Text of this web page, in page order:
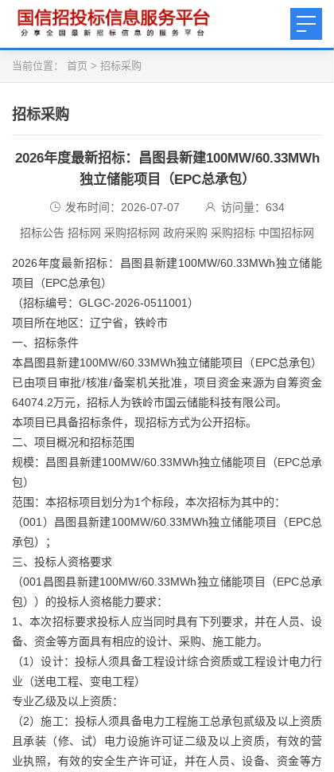
当前位置： 首页 > 招标采购
招标采购
2026年度最新招标：昌图县新建100MW/60.33MWh
独立储能项目（EPC总承包）
发布时间：2026-07-07 访问量： 634
招标公告 招标网 采购招标网 政府采购 采购招标 中国招标网
2026年度最新招标：昌图县新建100MW/60.33MWh独立储能
项目（EPC总承包）
（招标编号：GLGC-2026-0511001）
项目所在地区：辽宁省，铁岭市
一、招标条件
本昌图县新建100MW/60.33MWh独立储能项目（EPC总承包）
已由项目审批/核准/备案机关批准，项目资金来源为自筹资金
64074.2万元，招标人为铁岭市国云储能科技有限公司。
本项目已具备招标条件，现招标方式为公开招标。
二、项目概况和招标范围
规模：昌图县新建100MW/60.33MWh独立储能项目（EPC总承
包）
范围：本招标项目划分为1个标段，本次招标为其中的：
（001）昌图县新建100MW/60.33MWh独立储能项目（EPC总
承包）；
三、投标人资格要求
（001昌图县新建100MW/60.33MWh独立储能项目（EPC总承
包））的投标人资格能力要求：
1、本次招标要求投标人应当同时具有下列要求，并在人员、设
备、资金等方面具有相应的设计、采购、施工能力。
（1）设计：投标人须具备工程设计综合资质或工程设计电力行
业（送电工程、变电工程）
专业乙级及以上资质：
（2）施工：投标人须具备电力工程施工总承包贰级及以上资质
且承装（修、试）电力设施许可证二级及以上资质，有效的营
业执照，有效的安全生产许可证，并在人员、设备、资金等方